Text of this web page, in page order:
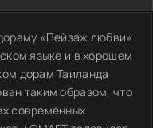
«Пейзаж любви»
языке и в хорошем
дорам Таиланда
таким образом, что
современных